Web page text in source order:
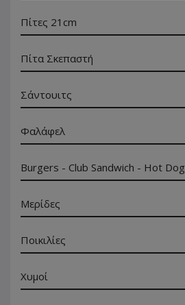
Πίτες 21cm
Πίτα Σκεπαστή
Σάντουιτς
Φαλάφελ
Burgers - Club Sandwich - Hot Dog
Μερίδες
Ποικιλίες
Χυμοί